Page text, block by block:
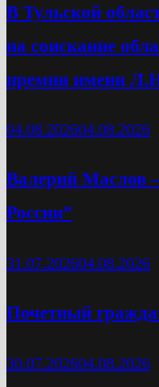
В Тульской
на соискание
премии имени
04.08.202604.08.2026
Валерий Маслов
России”
31.07.202604.08.2026
Почетный
30.07.202604.08.2026